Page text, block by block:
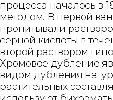
процесса началось в
методом. В первой
пропитывали
серной кислоты в
второй раствором
Хромовое дубление
видом дубления
растительных